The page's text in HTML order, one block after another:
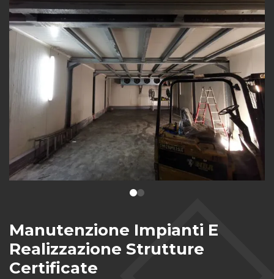
Manutenzione Impianti E
Realizzazione Strutture
Certificate